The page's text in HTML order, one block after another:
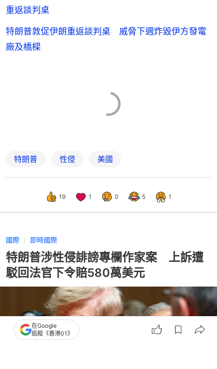
重返談判桌
特朗普敦促伊朗重返談判桌 威脅下週炸毀伊方發電
廠及橋樑
特朗普 性侵 美國
19 1 0 5 1
國際 即時國際
特朗普涉性侵誹謗專欄作家案 上訴遭
駁回法官下令賠580萬美元
在Google
追蹤《香港01》